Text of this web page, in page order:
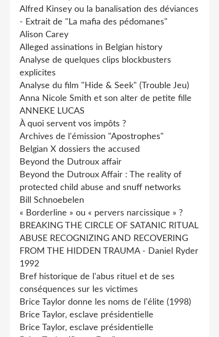
Alfred Kinsey ou la banalisation des déviances
- Extrait de "La mafia des pédomanes"
Alison Carey
Alleged assinations in Belgian history
Analyse de quelques clips blockbusters
explicites
Analyse du film "Hide & Seek" (Trouble Jeu)
Anna Nicole Smith et son alter de petite fille
ANNEKE LUCAS
À quoi servent vos impôts ?
Archives de l'émission "Apostrophes"
Belgian X dossiers the accused
Beyond the Dutroux affair
Beyond the Dutroux Affair : The reality of
protected child abuse and snuff networks
Bill Schnoebelen
« Borderline » ou « pervers narcissique » ?
BREAKING THE CIRCLE OF SATANIC RITUAL
ABUSE RECOGNIZING AND RECOVERING
FROM THE HIDDEN TRAUMA - Daniel Ryder
1992
Bref historique de l'abus rituel et de ses
conséquences sur les victimes
Brice Taylor donne les noms de l'élite (1998)
Brice Taylor, esclave présidentielle
Brice Taylor, esclave présidentielle